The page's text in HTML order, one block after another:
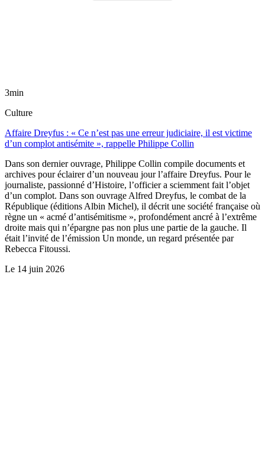
3min
Culture
Affaire Dreyfus : « Ce n’est pas une erreur judiciaire, il est victime
d’un complot antisémite », rappelle Philippe Collin
Dans son dernier ouvrage, Philippe Collin compile documents et
archives pour éclairer d’un nouveau jour l’affaire Dreyfus. Pour le
journaliste, passionné d’Histoire, l’officier a sciemment fait l’objet
d’un complot. Dans son ouvrage Alfred Dreyfus, le combat de la
République (éditions Albin Michel), il décrit une société française où
règne un « acmé d’antisémitisme », profondément ancré à l’extrême
droite mais qui n’épargne pas non plus une partie de la gauche. Il
était l’invité de l’émission Un monde, un regard présentée par
Rebecca Fitoussi.
Le 14 juin 2026